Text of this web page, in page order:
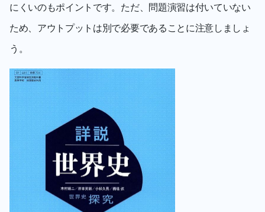
にくいのもポイントです。ただ、問題演習は付いていない
ため、アウトプットは別で必要であることに注意しましょ
う。